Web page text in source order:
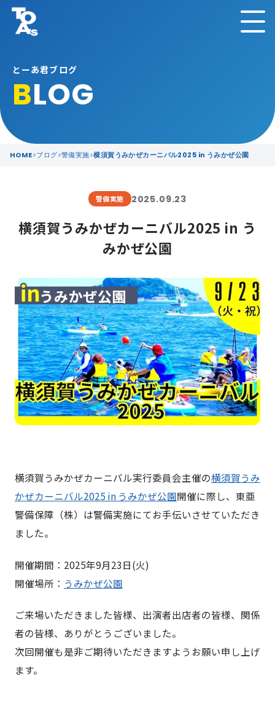
とーあ君ブログ
BLOG
HOME ブログ 警備実施 横須賀うみかぜカーニバル2025 in うみかぜ公園
警備実施 2025.09.23
横須賀うみかぜカーニバル2025 in う
みかぜ公園
横須賀うみかぜカーニバル実行委員会主催の横須賀うみ
かぜカーニバル2025 in うみかぜ公園開催に際し、東亜
警備保障（株）は警備実施にてお手伝いさせていただき
ました。
開催期間：2025年9月23日(火)
開催場所： うみかぜ公園
ご来場いただきました皆様、出演者出店者の皆様、関係
者の皆様、ありがとうございました。
次回開催も是非ご期待いただきますようお願い申し上げ
ます。